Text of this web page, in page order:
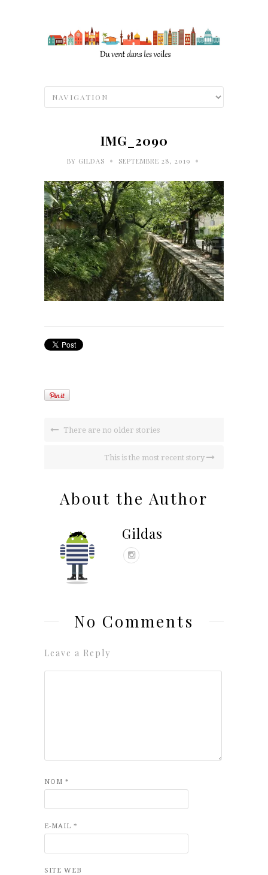
IMG_2090
BY GILDAS • SEPTEMBRE 28, 2019 •
There are no older stories
This is the most recent story
About the Author
Gildas
No Comments
Leave a Reply
NOM *
E-MAIL *
SITE WEB